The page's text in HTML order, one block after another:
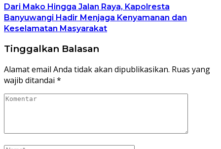
Dari Mako Hingga Jalan Raya, Kapolresta
Banyuwangi Hadir Menjaga Kenyamanan dan
Keselamatan Masyarakat
Tinggalkan Balasan
Alamat email Anda tidak akan dipublikasikan. Ruas yang
wajib ditandai *